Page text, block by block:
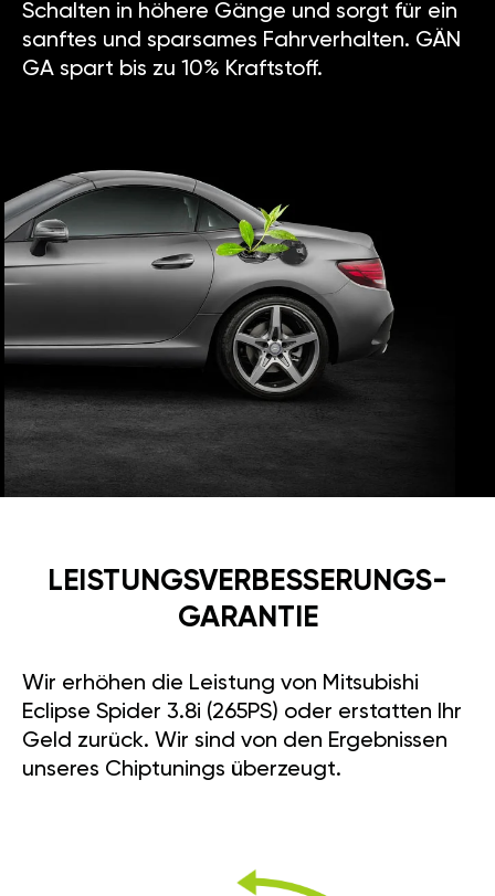
Schalten in höhere Gänge und sorgt für ein
sanftes und sparsames Fahrverhalten. GÄN
GA spart bis zu 10% Kraftstoff.
LEISTUNGSVERBESSE­RUNGS­
GARANTIE
Wir erhöhen die Leistung von Mitsubishi
Eclipse Spider 3.8i (265PS) oder erstatten Ihr
Geld zurück. Wir sind von den Ergebnissen
unseres Chiptunings überzeugt.